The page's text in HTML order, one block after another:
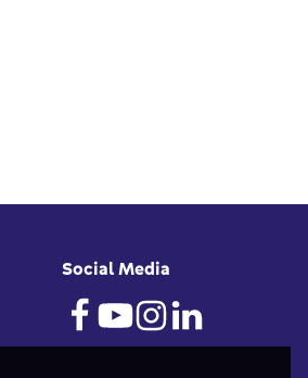
Social Media